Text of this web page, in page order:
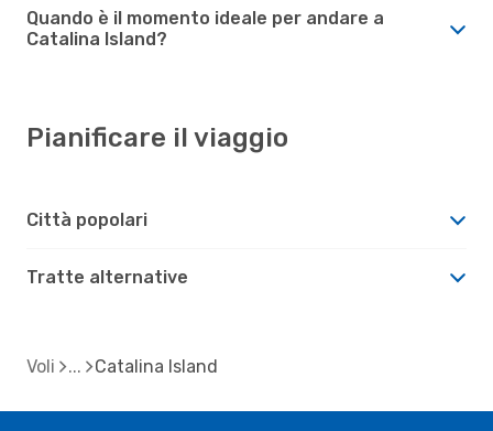
Quando è il momento ideale per andare a
Catalina Island?
Pianificare il viaggio
Città popolari
Tratte alternative
Voli Catalina Island